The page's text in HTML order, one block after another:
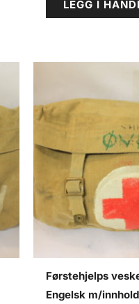
LEGG I
Førstehjelps
Engelsk m/innhold